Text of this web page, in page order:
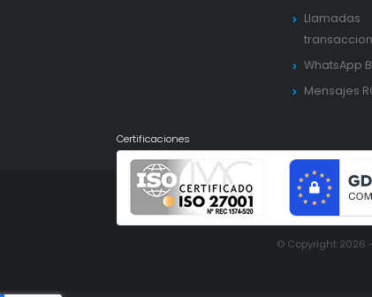
Llamadas
WhatsApp
Mensajes
Certificaciones
© Copyright 2026 -